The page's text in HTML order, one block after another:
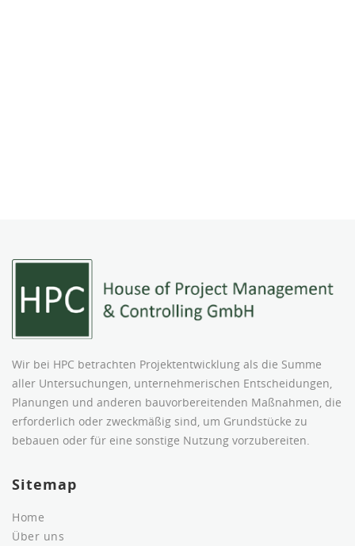
Wir bei HPC betrachten Projektentwicklung als die Summe
aller Untersuchungen, unternehmerischen Entscheidungen,
Planungen und anderen bauvorbereitenden Maßnahmen, die
erforderlich oder zweckmäßig sind, um Grundstücke zu
bebauen oder für eine sonstige Nutzung vorzubereiten.
Sitemap
Home
Über uns